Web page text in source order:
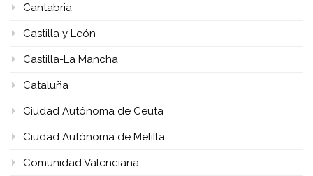
Cantabria
Castilla y León
Castilla-La Mancha
Cataluña
Ciudad Autónoma de Ceuta
Ciudad Autónoma de Melilla
Comunidad Valenciana